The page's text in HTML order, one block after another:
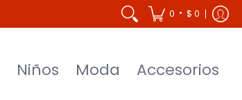
0 • $ 0
Niños Moda Accesorios